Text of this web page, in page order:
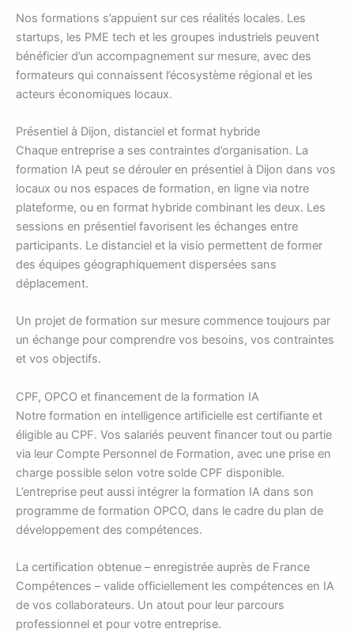
Nos formations s’appuient sur ces réalités locales. Les
startups, les PME tech et les groupes industriels peuvent
bénéficier d’un accompagnement sur mesure, avec des
formateurs qui connaissent l’écosystème régional et les
acteurs économiques locaux.
Présentiel à Dijon, distanciel et format hybride
Chaque entreprise a ses contraintes d’organisation. La
formation IA peut se dérouler en présentiel à Dijon dans vos
locaux ou nos espaces de formation, en ligne via notre
plateforme, ou en format hybride combinant les deux. Les
sessions en présentiel favorisent les échanges entre
participants. Le distanciel et la visio permettent de former
des équipes géographiquement dispersées sans
déplacement.
Un projet de formation sur mesure commence toujours par
un échange pour comprendre vos besoins, vos contraintes
et vos objectifs.
CPF, OPCO et financement de la formation IA
Notre formation en intelligence artificielle est certifiante et
éligible au CPF. Vos salariés peuvent financer tout ou partie
via leur Compte Personnel de Formation, avec une prise en
charge possible selon votre solde CPF disponible.
L’entreprise peut aussi intégrer la formation IA dans son
programme de formation OPCO, dans le cadre du plan de
développement des compétences.
La certification obtenue – enregistrée auprès de France
Compétences – valide officiellement les compétences en IA
de vos collaborateurs. Un atout pour leur parcours
professionnel et pour votre entreprise.